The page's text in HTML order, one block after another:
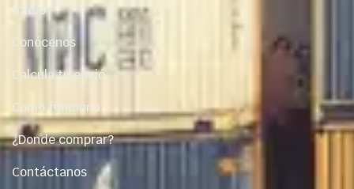
Inicio
Conócenos
Calcula tu envió
Como funciona
¿Donde comprar?
Contáctanos